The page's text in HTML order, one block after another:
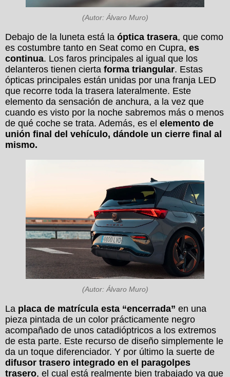
(Autor: Álvaro Muro)
Debajo de la luneta está la óptica trasera, que como
es costumbre tanto en Seat como en Cupra, es
continua. Los faros principales al igual que los
delanteros tienen cierta forma triangular. Estas
ópticas principales están unidas por una franja LED
que recorre toda la trasera lateralmente. Este
elemento da sensación de anchura, a la vez que
cuando es visto por la noche sabremos más o menos
de qué coche se trata. Además, es el elemento de
unión final del vehículo, dándole un cierre final al
mismo.
(Autor: Álvaro Muro)
La placa de matrícula esta “encerrada” en una
pieza pintada de un color prácticamente negro
acompañado de unos catadióptricos a los extremos
de esta parte. Este recurso de diseño simplemente le
da un toque diferenciador. Y por último la suerte de
difusor trasero integrado en el paragolpes
trasero, el cual está realmente bien trabajado ya que